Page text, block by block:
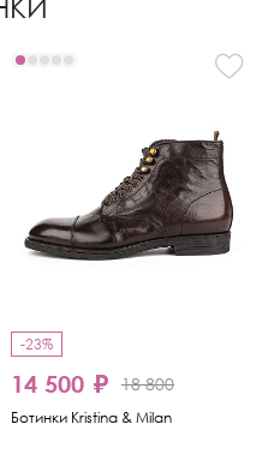
-23%
14 500 ₽ 18 800
Ботинки Kristina & Milan